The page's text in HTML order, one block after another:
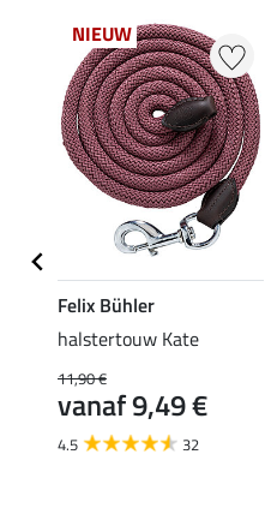
NIEUW
Felix Bühler
halstertouw Kate
11,90 €
vanaf 9,49 €
4.5 32